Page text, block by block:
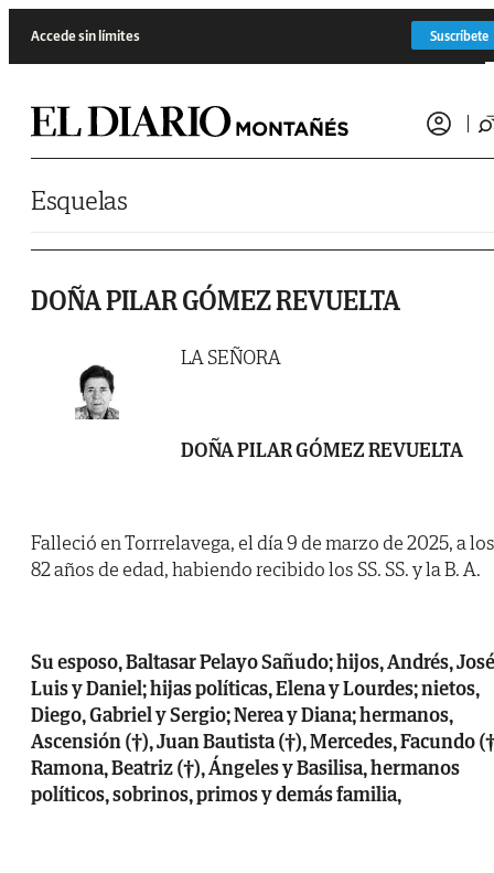
Accede sin límites Suscríbete
Esquelas
DOÑA PILAR GÓMEZ REVUELTA
LA SEÑORA
DOÑA PILAR GÓMEZ REVUELTA
Falleció en Torrrelavega, el día 9 de marzo de 2025, a los
82 años de edad, habiendo recibido los SS. SS. y la B. A.
Su esposo, Baltasar Pelayo Sañudo; hijos, Andrés, José
Luis y Daniel; hijas políticas, Elena y Lourdes; nietos,
Diego, Gabriel y Sergio; Nerea y Diana; hermanos,
Ascensión (†), Juan Bautista (†), Mercedes, Facundo
Ramona, Beatriz (†), Ángeles y Basilisa, hermanos
políticos, sobrinos, primos y demás familia,